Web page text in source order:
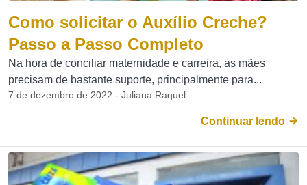
Como solicitar o Auxílio Creche?
Passo a Passo Completo
Na hora de conciliar maternidade e carreira, as mães
precisam de bastante suporte, principalmente para...
7 de dezembro de 2022 - Juliana Raquel
Continuar lendo